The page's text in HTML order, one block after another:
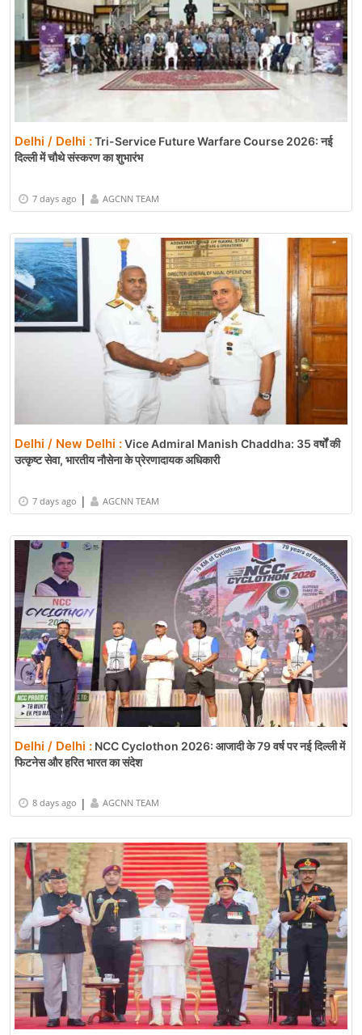
Delhi / Delhi :Tri-Service Future Warfare Course 2026: नई
दिल्ली में चौथे संस्करण का शुभारंभ
7 days ago | AGCNN TEAM
Delhi / New Delhi :Vice Admiral Manish Chaddha: 35 वर्षों की
उत्कृष्ट सेवा, भारतीय नौसेना के प्रेरणादायक अधिकारी
7 days ago | AGCNN TEAM
Delhi / Delhi : NCC Cyclothon 2026: आजादी के 79 वर्ष पर नई दिल्ली में
फिटनेस और हरित भारत का संदेश
8 days ago | AGCNN TEAM